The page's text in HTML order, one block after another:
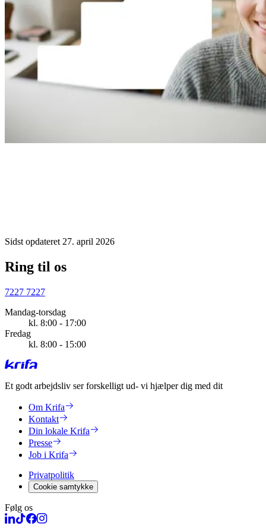
Sidst opdateret 27. april 2026
Ring til os
7227 7227
Mandag-torsdag
kl. 8:00 - 17:00
Fredag
kl. 8:00 - 15:00
Et godt arbejdsliv ser forskelligt ud- vi hjælper dig med dit
Om Krifa
Kontakt
Din lokale Krifa
Presse
Job i Krifa
Privatpolitik
Cookie samtykke
Følg os